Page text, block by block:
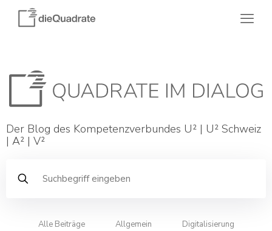
Der Blog des Kompetenzverbundes U² | U² Schweiz
| A² | V²
Alle Beiträge Allgemein Digitalisierung